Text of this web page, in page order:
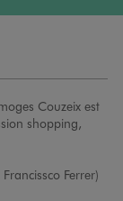
Couzeix est
shopping,
Ferrer)